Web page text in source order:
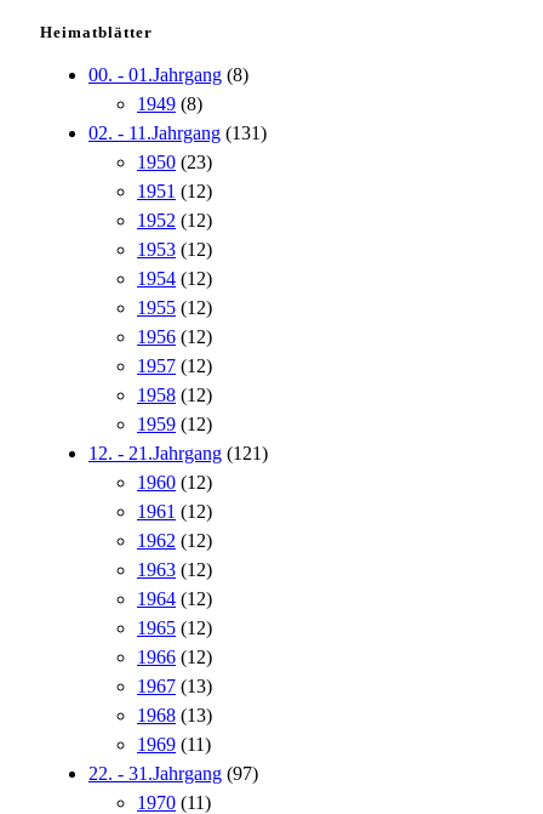
Heimatblätter
00. - 01.Jahrgang (8)
1949 (8)
02. - 11.Jahrgang (131)
1950 (23)
1951 (12)
1952 (12)
1953 (12)
1954 (12)
1955 (12)
1956 (12)
1957 (12)
1958 (12)
1959 (12)
12. - 21.Jahrgang (121)
1960 (12)
1961 (12)
1962 (12)
1963 (12)
1964 (12)
1965 (12)
1966 (12)
1967 (13)
1968 (13)
1969 (11)
22. - 31.Jahrgang (97)
1970 (11)